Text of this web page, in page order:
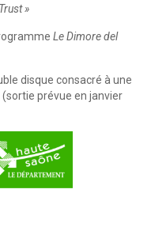
»
Le Dimore del
disque consacré à une
(sortie prévue en janvier